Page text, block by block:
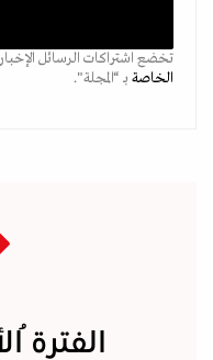
تخضع اشتراكات الرسائل
الخاصة بـ “المجلة".
الفترةُ